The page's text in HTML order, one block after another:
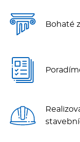
Bohaté